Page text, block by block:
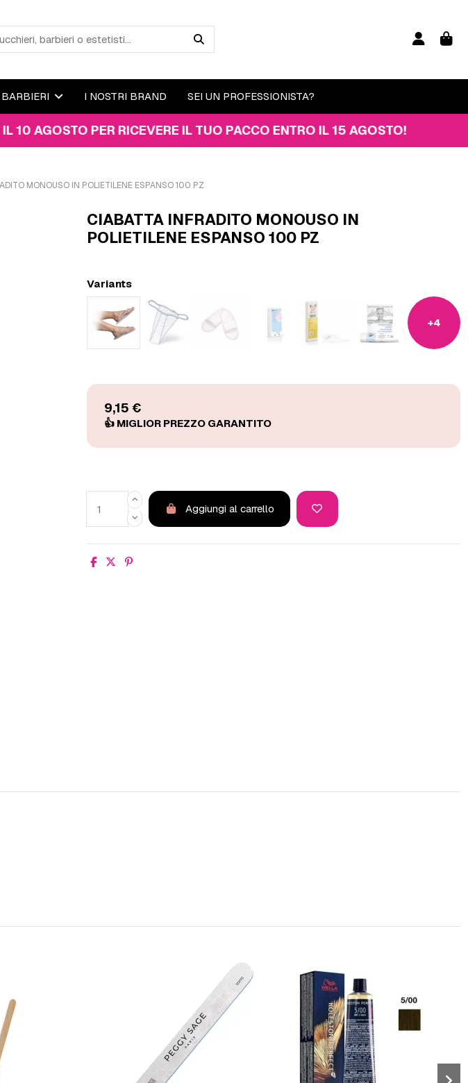
I NOSTRI BRAND SEI UN PROFESSIONISTA?
PER RICEVERE IL TUO PACCO ENTRO IL 15 AGOSTO!
MONOUSO IN POLIETILENE ESPANSO 100 PZ
CIABATTA INFRADITO MONOUSO IN
POLIETILENE ESPANSO 100 PZ
Variants
+4
9,15 €
Aggiungi al carrello